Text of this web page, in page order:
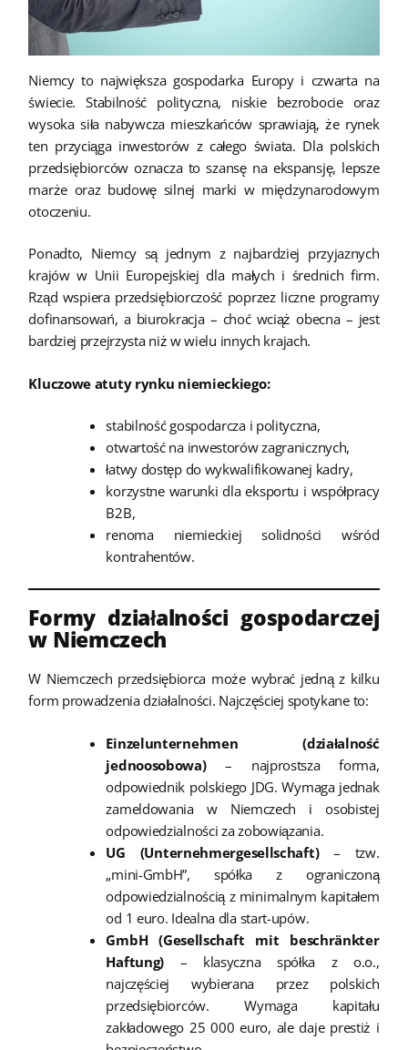
Niemcy to największa gospodarka Europy i czwarta na
świecie. Stabilność polityczna, niskie bezrobocie oraz
wysoka siła nabywcza mieszkańców sprawiają, że rynek
ten przyciąga inwestorów z całego świata. Dla polskich
przedsiębiorców oznacza to szansę na ekspansję, lepsze
marże oraz budowę silnej marki w międzynarodowym
otoczeniu.
Ponadto, Niemcy są jednym z najbardziej przyjaznych
krajów w Unii Europejskiej dla małych i średnich firm.
Rząd wspiera przedsiębiorczość poprzez liczne programy
dofinansowań, a biurokracja – choć wciąż obecna – jest
bardziej przejrzysta niż w wielu innych krajach.
Kluczowe atuty rynku niemieckiego:
stabilność gospodarcza i polityczna,
otwartość na inwestorów zagranicznych,
łatwy dostęp do wykwalifikowanej kadry,
korzystne warunki dla eksportu i współpracy
B2B,
renoma niemieckiej solidności wśród
kontrahentów.
Formy działalności gospodarczej
w Niemczech
W Niemczech przedsiębiorca może wybrać jedną z kilku
form prowadzenia działalności. Najczęściej spotykane to:
Einzelunternehmen (działalność
jednoosobowa)– najprostsza forma,
odpowiednik polskiego JDG. Wymaga jednak
zameldowania w Niemczech i osobistej
odpowiedzialności za zobowiązania.
UG (Unternehmergesellschaft)– tzw.
„mini-GmbH”, spółka z ograniczoną
odpowiedzialnością z minimalnym kapitałem
od 1 euro. Idealna dla start-upów.
GmbH (Gesellschaft mit beschränkter
Haftung) – klasyczna spółka z o.o.,
najczęściej wybierana przez polskich
przedsiębiorców. Wymaga kapitału
zakładowego 25 000 euro, ale daje prestiż i